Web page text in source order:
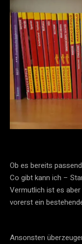
Ob es bereits
Co gibt kann ich –
Vermutlich ist es
vorerst ein
Ansonsten